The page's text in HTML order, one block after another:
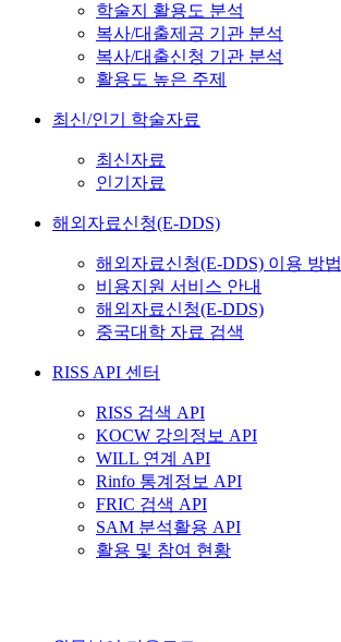
학술지 활용도 분석
복사/대출제공 기관 분석
복사/대출신청 기관 분석
활용도 높은 주제
최신/인기 학술자료
최신자료
인기자료
해외자료신청(E-DDS)
해외자료신청(E-DDS) 이용 방법
비용지원 서비스 안내
해외자료신청(E-DDS)
중국대학 자료 검색
RISS API 센터
RISS 검색 API
KOCW 강의정보 API
WILL 연계 API
Rinfo 통계정보 API
FRIC 검색 API
SAM 분석활용 API
활용 및 참여 현황